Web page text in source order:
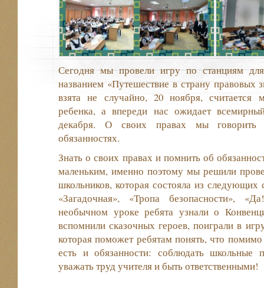
Сегодня мы провели игру по станциям
названием «Путешествие в страну правовых
взята не случайно, 20 ноября,
ребенка, а впереди нас ожидает
декабря. О своих правах мы
обязанностях.
Знать о своих правах и помнить об
маленьким, именно поэтому мы решили
школьников, которая состояла из следующих
«Загадочная», «Тропа безопасности»,
необычном уроке ребята узнали о
вспомнили сказочных героев, поиграли в
которая поможет ребятам понять, что
есть и обязанности: соблюдать школьные
уважать труд учителя и быть ответственными!